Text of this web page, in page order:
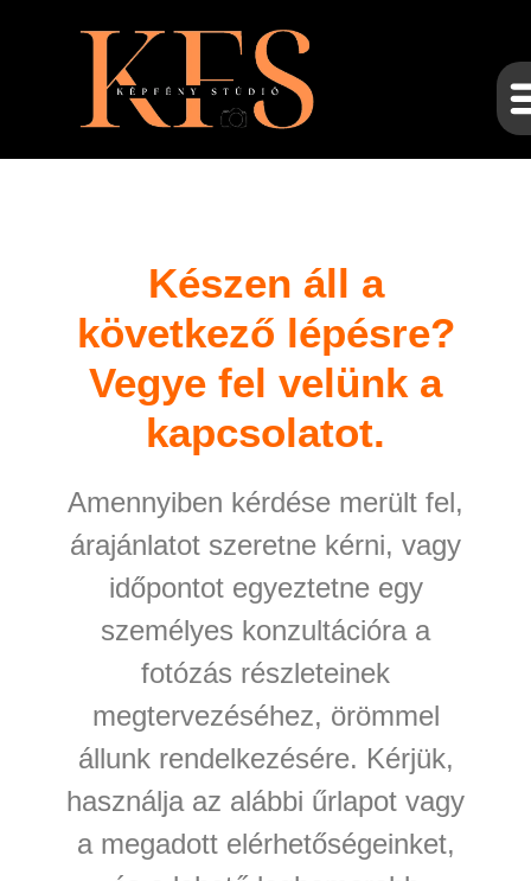
Készen áll a
következő lépésre?
Vegye fel velünk a
kapcsolatot.
Amennyiben kérdése merült fel,
árajánlatot szeretne kérni, vagy
időpontot egyeztetne egy
személyes konzultációra a
fotózás részleteinek
megtervezéséhez, örömmel
állunk rendelkezésére. Kérjük,
használja az alábbi űrlapot vagy
a megadott elérhetőségeinket,